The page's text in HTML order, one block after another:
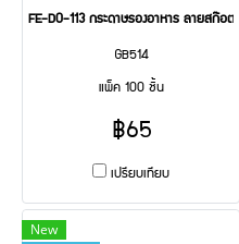
FE-D0-113 กระดาษรองอาหาร ลายสก๊อต
GB514
แพ็ค 100 ชิ้น
฿65
เปรียบเทียบ
New